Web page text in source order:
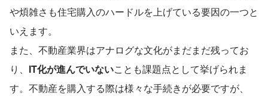
や煩雑さも住宅購入のハードルを上げている要因の一つと
いえます。
また、不動産業界はアナログな文化がまだまだ残ってお
り、 IT化が進んでいないことも課題点として挙げられま
す。不動産を購入する際は様々な手続きが必要ですが、